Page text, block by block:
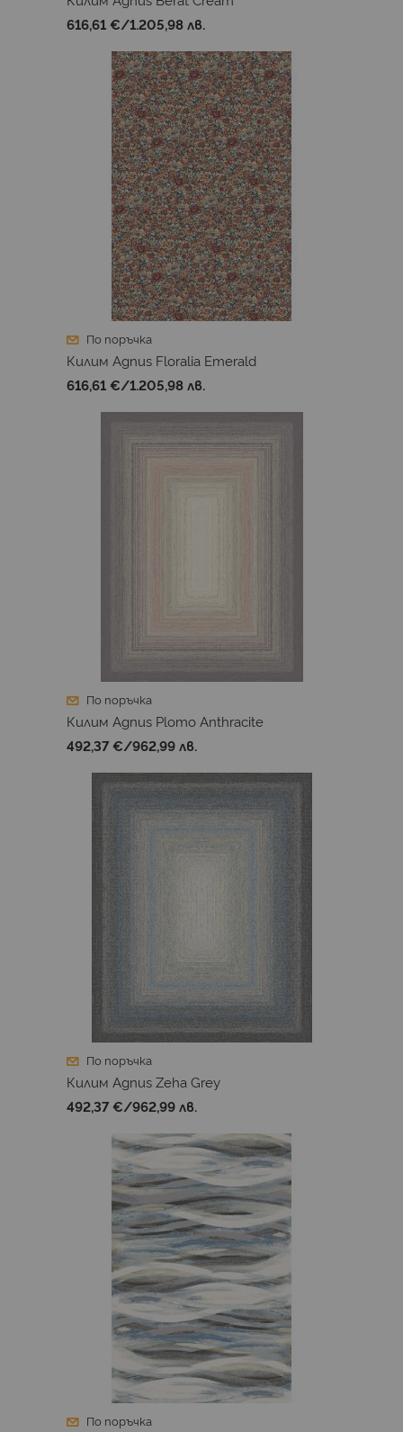
616,61 €/1.205,98 лв.
По поръчка
Килим Agnus Floralia Emerald
616,61 €/1.205,98 лв.
По поръчка
Килим Agnus Plomo Anthracite
492,37 €/962,99 лв.
По поръчка
Килим Agnus Zeha Grey
492,37 €/962,99 лв.
По поръчка